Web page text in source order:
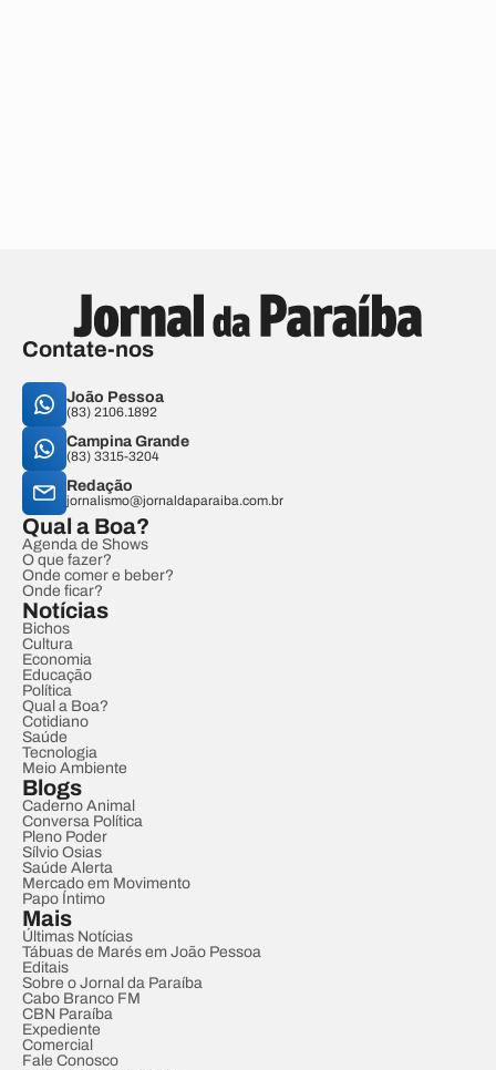
Contate-nos
João Pessoa
(83) 2106.1892
Campina Grande
(83) 3315-3204
Redação
jornalismo@jornaldaparaiba.com.br
Qual a Boa?
Agenda de Shows
O que fazer?
Onde comer e beber?
Onde ficar?
Notícias
Bichos
Cultura
Economia
Educação
Política
Qual a Boa?
Cotidiano
Saúde
Tecnologia
Meio Ambiente
Blogs
Caderno Animal
Conversa Política
Pleno Poder
Sílvio Osias
Saúde Alerta
Mercado em Movimento
Papo Íntimo
Mais
Últimas Notícias
Tábuas de Marés em João Pessoa
Editais
Sobre o Jornal da Paraíba
Cabo Branco FM
CBN Paraíba
Expediente
Comercial
Fale Conosco